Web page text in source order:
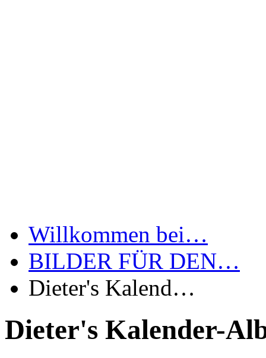
Willkommen bei…
BILDER FÜR DEN…
Dieter's Kalend…
Dieter's Kalender-